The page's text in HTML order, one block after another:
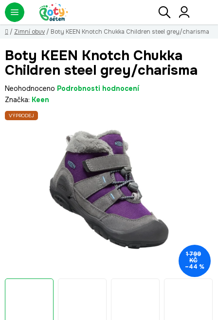
Přejít
na
obsah
Hledat
Domů
/ Zimní obuv / Boty KEEN Knotch Chukka Children steel grey/charisma
Boty KEEN Knotch Chukka
Children steel grey/charisma
Průměrné
hodnocení
produktu
je
Neohodnoceno Podrobnosti hodnocení
Značka: Keen
VÝPRODEJ
1 799
KČ
–44 %